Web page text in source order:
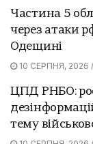
Частина 5
через атаки
Одещині
10 СЕРПНЯ, 2026 /
ЦПД РНБО:
тему